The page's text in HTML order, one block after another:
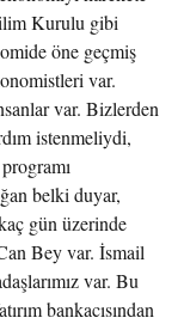
Kurulu gibi
öne geçmiş
var.
var. Bizlerden
istenmeliydi,
belki duyar,
gün üzerinde
Bey var. İsmail
var. Bu
bankacısından